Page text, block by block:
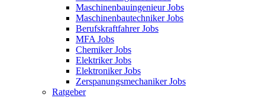
Maschinenbauingenieur Jobs
Maschinenbautechniker Jobs
Berufskraftfahrer Jobs
MFA Jobs
Chemiker Jobs
Elektriker Jobs
Elektroniker Jobs
Zerspanungsmechaniker Jobs
Ratgeber